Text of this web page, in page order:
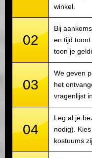
winkel.
02
Bij
en tijd
toon je
03
We geven
het
vragenlijst
04
Leg al je
nodig).
kostuums